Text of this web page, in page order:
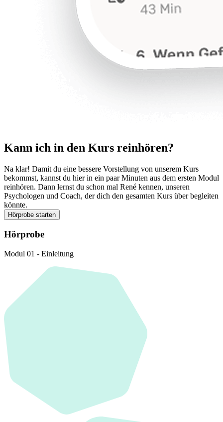
Kann ich in den Kurs reinhören?
Na klar! Damit du eine bessere Vorstellung von unserem Kurs
bekommst, kannst du hier in ein paar Minuten aus dem ersten Modul
reinhören. Dann lernst du schon mal René kennen, unseren
Psychologen und Coach, der dich den gesamten Kurs über begleiten
könnte.
Hörprobe starten
Hörprobe
Modul 01 - Einleitung